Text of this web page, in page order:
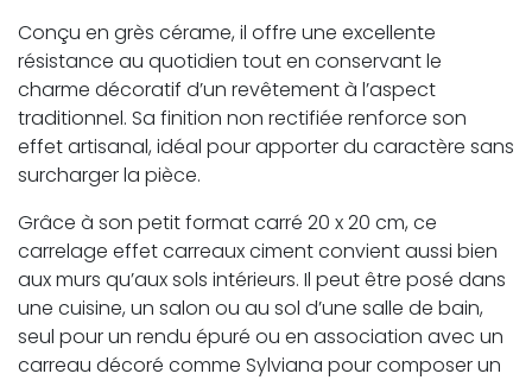
Conçu en grès cérame, il offre une excellente
résistance au quotidien tout en conservant le
charme décoratif d’un revêtement à l’aspect
traditionnel. Sa finition non rectifiée renforce son
effet artisanal, idéal pour apporter du caractère sans
surcharger la pièce.
Grâce à son petit format carré 20 x 20 cm, ce
carrelage effet carreaux ciment convient aussi bien
aux murs qu’aux sols intérieurs. Il peut être posé dans
une cuisine, un salon ou au sol d’une salle de bain,
seul pour un rendu épuré ou en association avec un
carreau décoré comme Sylviana pour composer un